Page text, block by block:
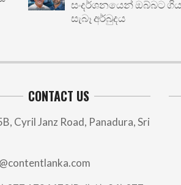
සංදර්ශනයෙන් ඔබ්බට ගිය
සැබෑ අර්බුදය
CONTACT US
Cyril Janz Road, Panadura, Sri